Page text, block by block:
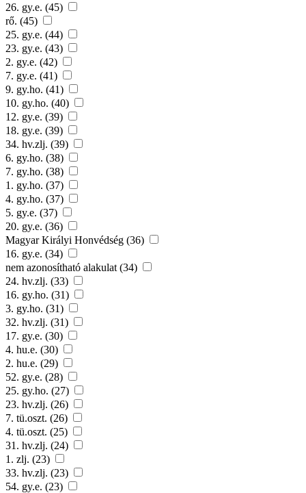
26. gy.e. (45)
rő. (45)
25. gy.e. (44)
23. gy.e. (43)
2. gy.e. (42)
7. gy.e. (41)
9. gy.ho. (41)
10. gy.ho. (40)
12. gy.e. (39)
18. gy.e. (39)
34. hv.zlj. (39)
6. gy.ho. (38)
7. gy.ho. (38)
1. gy.ho. (37)
4. gy.ho. (37)
5. gy.e. (37)
20. gy.e. (36)
Magyar Királyi Honvédség (36)
16. gy.e. (34)
nem azonosítható alakulat (34)
24. hv.zlj. (33)
16. gy.ho. (31)
3. gy.ho. (31)
32. hv.zlj. (31)
17. gy.e. (30)
4. hu.e. (30)
2. hu.e. (29)
52. gy.e. (28)
25. gy.ho. (27)
23. hv.zlj. (26)
7. tü.oszt. (26)
4. tü.oszt. (25)
31. hv.zlj. (24)
1. zlj. (23)
33. hv.zlj. (23)
54. gy.e. (23)